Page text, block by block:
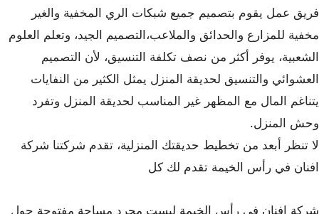
فريق عمل يقوم بتصميم جميع شبكات الري المخفية والغير
مخفية للمزارع والحدائق والملاعب،التصميم الجيد، وتعلم العلوم
الشعبية، يوفر أكثر من نصف تكلفة التنسيق، لأن التصميم
العشوائي والتنسيق لحديقة المنزل يمثل الكثير من النفايات
يتناغم المال مع المظهر غير المناسب لحديقة المنزل وتفرد
وحش المنزل.
لا تنظر أبعد من تخطيط حديقتك المنزلية، تقدم شركتنا شركة
افنان في رأس الخيمة تقدم لك كل
شركة افنان في رأس الخيمة ليست مجرد مساحة مفتوحة حول